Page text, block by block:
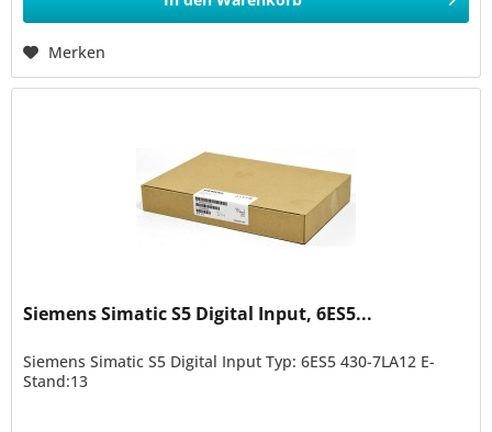
Merken
Siemens Simatic S5 Digital Input, 6ES5...
Siemens Simatic S5 Digital Input Typ: 6ES5 430-7LA12 E-
Stand:13